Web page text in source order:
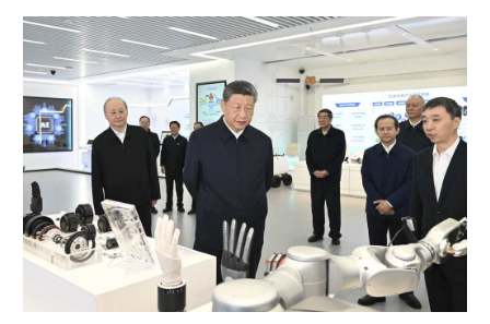
地方频道
天津 河北 山西
辽宁 吉林 上海 江苏
安徽 福建
山东 河南 湖北 湖南
广东 广西 海南 重庆